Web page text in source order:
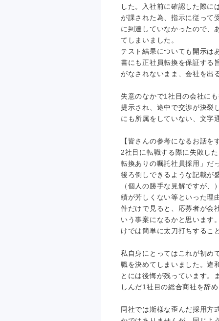
した。入社前に確認した際に
が課された為、指示に従って
に到達していなかったので、
てしまいました。
テスト結果についても開示は
書にも正社員転換を保証する
がなされないまま、会社を出
失意のなかで1社目の会社に
提示され、途中で交渉が決裂
にも所属をしていない、文字
【皆さんの参考になるお話
2社目に転職する際に失敗し
転換ありの嘱託社員採用」だ
後ろ倒しできるような記載が
（個人の勝手な見解ですが
績が芳しくない等といった理
件だけで見ると、応募者が会
いう事案になるかと思います
けでは簡単に太刀打ちするこ
私自身にとってはこれが初め
職を決めてしまいました。違
とには後悔が残っています。
しんだ1社目の総合商社を辞
同社では斯様な歪んだ採用方